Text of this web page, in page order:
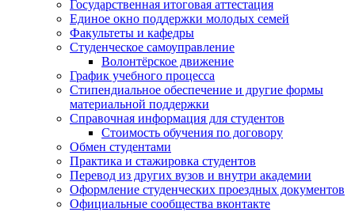
Государственная итоговая аттестация
Единое окно поддержки молодых семей
Факультеты и кафедры
Студенческое самоуправление
Волонтёрское движение
График учебного процесса
Стипендиальное обеспечение и другие формы
материальной поддержки
Справочная информация для студентов
Cтоимость обучения по договору
Обмен студентами
Практика и стажировка студентов
Перевод из других вузов и внутри академии
Оформление студенческих проездных документов
Официальные сообщества вконтакте